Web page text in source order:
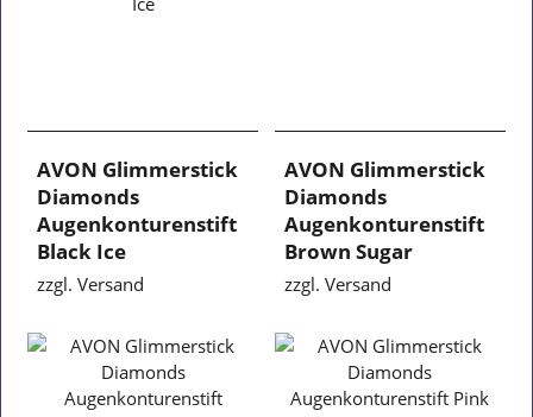
AVON Glimmerstick
Diamonds
Augenkonturenstift
Black Ice
zzgl. Versand
AVON Glimmerstick
Diamonds
Augenkonturenstift
Brown Sugar
zzgl. Versand